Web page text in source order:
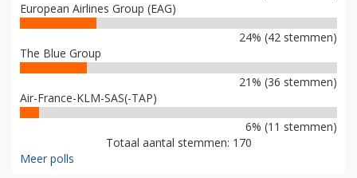
European Airlines Group (EAG)
24% (42 stemmen)
The Blue Group
21% (36 stemmen)
Air-France-KLM-SAS(-TAP)
6% (11 stemmen)
Totaal aantal stemmen: 170
Meer polls